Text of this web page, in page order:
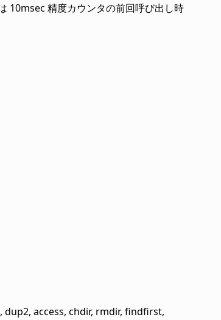
10msec 精度カウンタの前回呼び出し時
access, chdir, rmdir, findfirst,